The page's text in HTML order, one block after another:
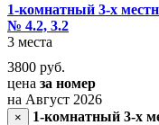
1-комнатный 3-х
№ 4.2, 3.2
3 места
3800 руб.
цена за номер
на Август 2026
×
1-комнатный 3-х